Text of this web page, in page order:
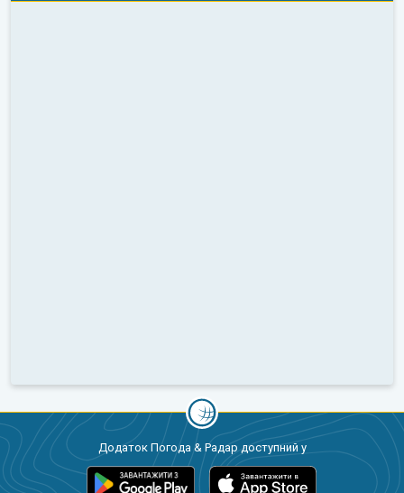
Додаток Погода & Радар доступний у